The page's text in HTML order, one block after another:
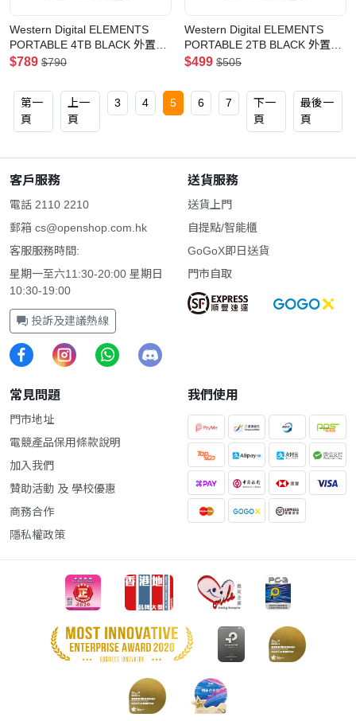
Western Digital ELEMENTS
PORTABLE 4TB BLACK 外置硬
碟 (WDBU6Y0040BBK-CESN)
$789 $790
Western Digital ELEMENTS
PORTABLE 2TB BLACK 外置硬
碟 (WDBUZG0020BBK-CESN)
$499 $505
第一
頁
上一
頁
3 4 5 6 7
下一
頁
最後一
頁
客戶服務
電話 2110 2210
郵箱 cs@openshop.com.hk
客服服務時間:
星期一至六11:30-20:00 星期日
10:30-19:00
投訴及建議熱線
送貨服務
送貨上門
自提點/智能櫃
GoGoX即日送貨
門市自取
常見問題
門市地址
電競產品保用條款說明
加入我們
贊助活動 及 學校優惠
商務合作
隱私權政策
我們使用